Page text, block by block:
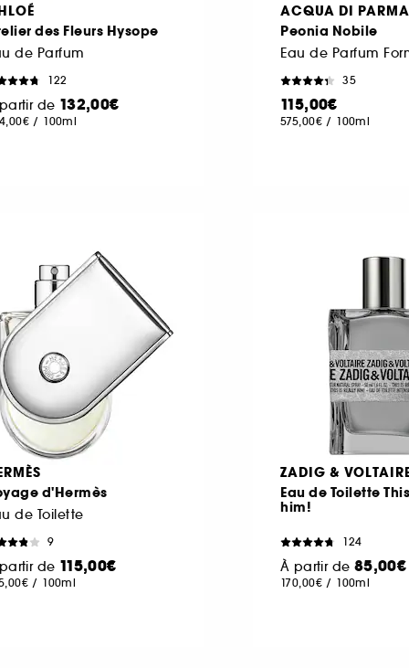
des Fleurs Hysope
de Parfum
122
de 132,00€
/ 100ml
ACQUA DI PARMA
Peonia Nobile
35
115,00€
575,00€ / 100ml
d'Hermès
de Toilette
9
de 115,00€
/ 100ml
ZADIG &
Eau de Toilette
him!
124
À partir de 85,00€
170,00€ / 100ml